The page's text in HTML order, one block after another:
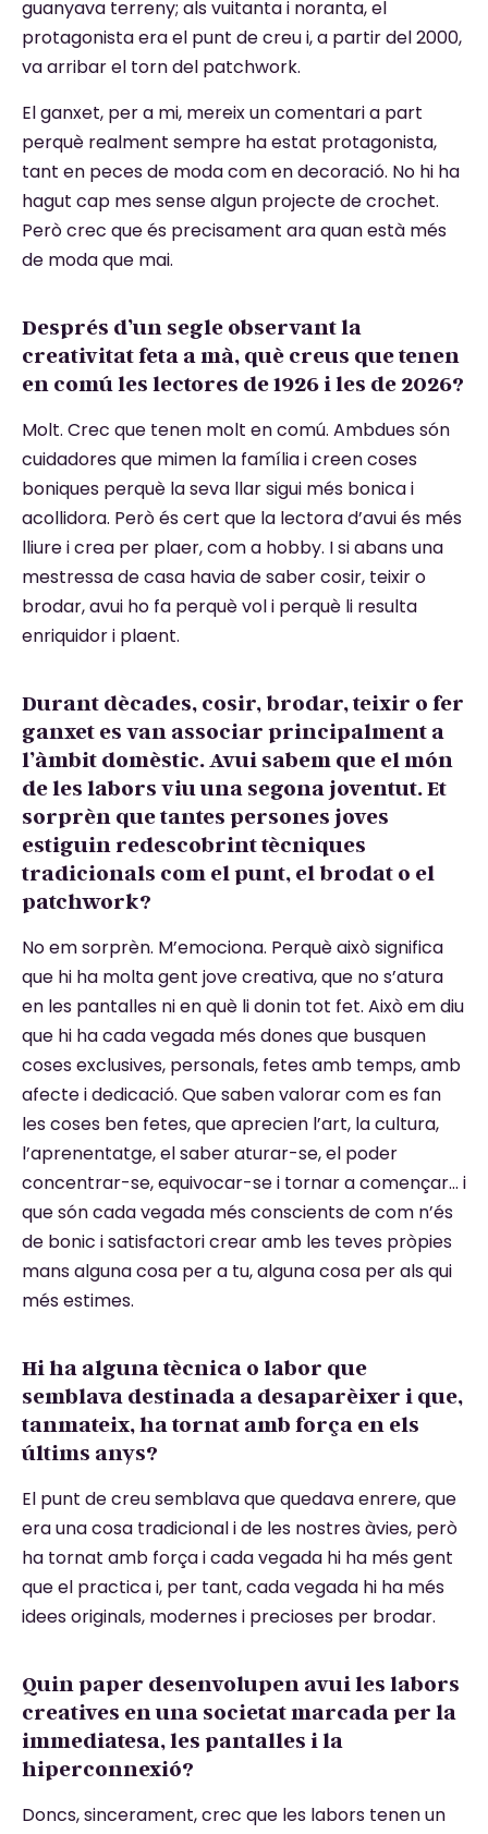
guanyava terreny; als vuitanta i noranta, el
protagonista era el punt de creu i, a partir del 2000,
va arribar el torn del patchwork.
El ganxet, per a mi, mereix un comentari a part
perquè realment sempre ha estat protagonista,
tant en peces de moda com en decoració. No hi ha
hagut cap mes sense algun projecte de crochet.
Però crec que és precisament ara quan està més
de moda que mai.
Després d’un segle observant la
creativitat feta a mà, què creus que tenen
en comú les lectores de 1926 i les de 2026?
Molt. Crec que tenen molt en comú. Ambdues són
cuidadores que mimen la família i creen coses
boniques perquè la seva llar sigui més bonica i
acollidora. Però és cert que la lectora d’avui és més
lliure i crea per plaer, com a hobby. I si abans una
mestressa de casa havia de saber cosir, teixir o
brodar, avui ho fa perquè vol i perquè li resulta
enriquidor i plaent.
Durant dècades, cosir, brodar, teixir o fer
ganxet es van associar principalment a
l’àmbit domèstic. Avui sabem que el món
de les labors viu una segona joventut. Et
sorprèn que tantes persones joves
estiguin redescobrint tècniques
tradicionals com el punt, el brodat o el
patchwork?
No em sorprèn. M’emociona. Perquè això significa
que hi ha molta gent jove creativa, que no s’atura
en les pantalles ni en què li donin tot fet. Això em diu
que hi ha cada vegada més dones que busquen
coses exclusives, personals, fetes amb temps, amb
afecte i dedicació. Que saben valorar com es fan
les coses ben fetes, que aprecien l’art, la cultura,
l’aprenentatge, el saber aturar-se, el poder
concentrar-se, equivocar-se i tornar a començar… i
que són cada vegada més conscients de com n’és
de bonic i satisfactori crear amb les teves pròpies
mans alguna cosa per a tu, alguna cosa per als qui
més estimes.
Hi ha alguna tècnica o labor que
semblava destinada a desaparèixer i que,
tanmateix, ha tornat amb força en els
últims anys?
El punt de creu semblava que quedava enrere, que
era una cosa tradicional i de les nostres àvies, però
ha tornat amb força i cada vegada hi ha més gent
que el practica i, per tant, cada vegada hi ha més
idees originals, modernes i precioses per brodar.
Quin paper desenvolupen avui les labors
creatives en una societat marcada per la
immediatesa, les pantalles i la
hiperconnexió?
Doncs, sincerament, crec que les labors tenen un